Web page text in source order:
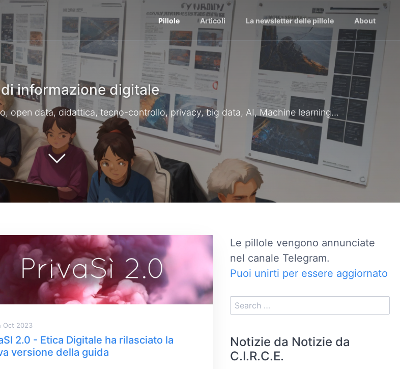
Pillole Articoli La newsletter delle pillole About
informazione digitale
open data, didattica, tecno-controllo, privacy, big data, AI, Machine learning...
Oct 2023
2.0 - Etica Digitale ha rilasciato la
versione della guida
Le pillole vengono annunciate
nel canale Telegram.
Puoi unirti per essere aggiornato
Notizie da Notizie da
C.I.R.C.E.